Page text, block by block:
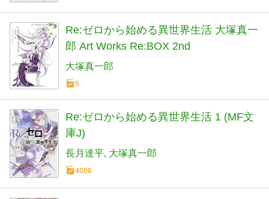
Re:ゼロから始める異世界生活 大塚真一
郎 Art Works Re:BOX 2nd
大塚真一郎
5
Re:ゼロから始める異世界生活 1 (MF文
庫J)
長月達平 大塚真一郎
4006